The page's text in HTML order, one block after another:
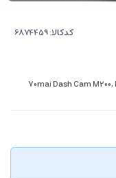
کدکالا:
70mai Dash Cam